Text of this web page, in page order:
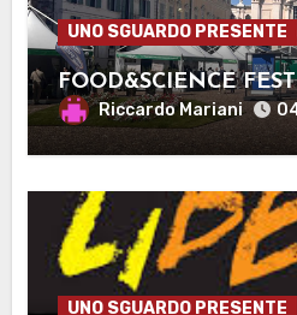
UNO SGUARDO PRESENTE
FOOD&SCIENCE
Riccardo Mariani
UNO SGUARDO PRESENTE